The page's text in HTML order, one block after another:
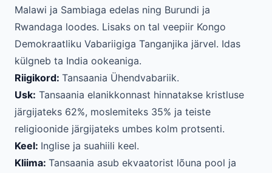
Malawi ja Sambiaga edelas ning Burundi ja
Rwandaga loodes. Lisaks on tal veepiir Kongo
Demokraatliku Vabariigiga Tanganjika järvel. Idas
külgneb ta India ookeaniga.
Riigikord: Tansaania Ühendvabariik.
Usk: Tansaania elanikkonnast hinnatakse kristluse
järgijateks 62%, moslemiteks 35% ja teiste
religioonide järgijateks umbes kolm protsenti.
Keel: Inglise ja suahiili keel.
Kliima: Tansaania asub ekvaatorist lõuna pool ja